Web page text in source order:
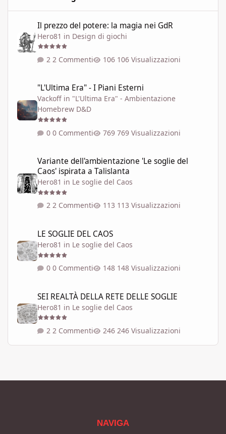
Il prezzo del potere: la magia nei GdR
Hero81 in Design di giochi
2 Commenti 106 Visualizzazioni
"L'Ultima Era" - I Piani Esterni
Vackoff in "L'Ultima Era" - Ambientazione
Homebrew D&D
0 Commenti 769 Visualizzazioni
Variante dell'ambientazione 'Le soglie del
Caos' ispirata a Talislanta
Hero81 in Le soglie del Caos
2 Commenti 113 Visualizzazioni
LE SOGLIE DEL CAOS
Hero81 in Le soglie del Caos
0 Commenti 148 Visualizzazioni
SEI REALTÀ DELLA RETE DELLE SOGLIE
Hero81 in Le soglie del Caos
2 Commenti 246 Visualizzazioni
NAVIGA